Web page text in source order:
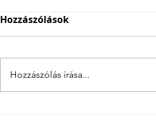
4 csatás Szlovéniában
Hozzászólások
Hozzászólás írása...